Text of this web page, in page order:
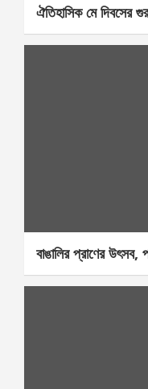
ঐতিহাসিক মে দিবসের
বাঙালির প্রাণের উৎসব,